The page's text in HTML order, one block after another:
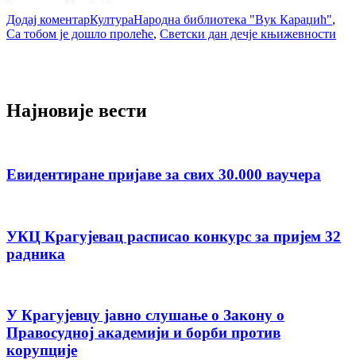
Додај коментарКултураНародна библиотека "Вук Караџић",
Са тобом је дошло пролеће, Светски дан дечје књижевности
Најновије вести
Евидентиране пријаве за свих 30.000 ваучера
УКЦ Крагујевац расписао конкурс за пријем 32
радника
У Крагујевцу јавно слушање о Закону о
Правосудној академији и борби против
корупције